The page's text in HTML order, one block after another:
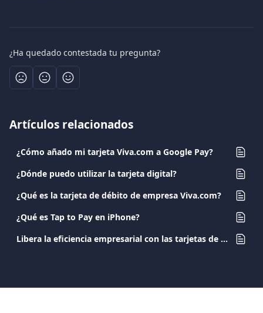
¿Ha quedado contestada tu pregunta?
Artículos relacionados
¿Cómo añado mi tarjeta Viva.com a Google Pay?
¿Dónde puedo utilizar la tarjeta digital?
¿Qué es la tarjeta de débito de empresa Viva.com?
¿Qué es Tap to Pay en iPhone?
Libera la eficiencia empresarial con las tarjetas de empresa de Viva.com